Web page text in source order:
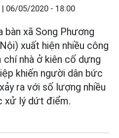
06/05/2020 - 18:00
bàn xã Song Phương
xuất hiện nhiều công
nhà ở kiên cố dựng
khiến người dân bức
ra với số lượng nhiều
xử lý dứt điểm.